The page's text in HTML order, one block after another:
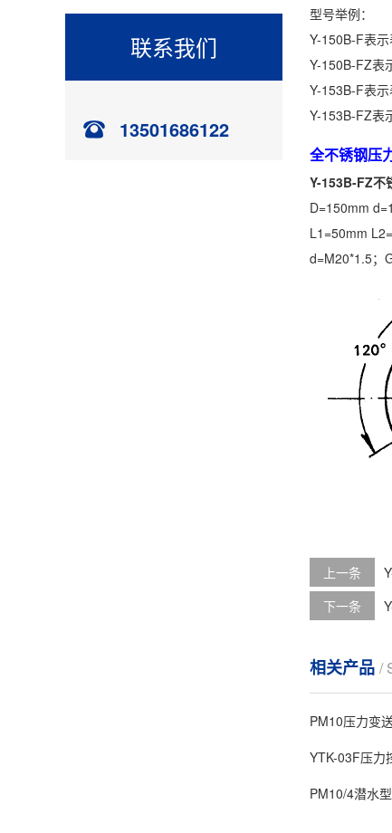
联系我们
13501686122
型号举例：
Y-150B-F表
Y-150B-FZ表
Y-153B-F表
Y-153B-FZ表
全不锈钢压
Y-153B-FZ不
D=150mm
L1=50mm
d=M20*1.5；
上一条
下一条
相关产品 /
PM10压力变
YTK-03F压力
PM10/4潜水